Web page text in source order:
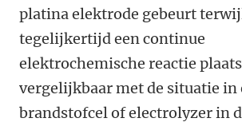
platina elektrode gebeurt
tegelijkertijd een continue
elektrochemische reactie
vergelijkbaar met de situatie in
brandstofcel of electrolyzer in